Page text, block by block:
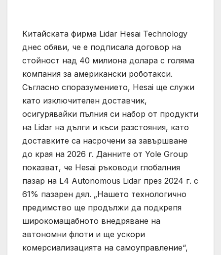
Китайската фирма Lidar Hesai Technology
днес обяви, че е подписала договор на
стойност над 40 милиона долара с голяма
компания за американски роботакси.
Съгласно споразумението, Hesai ще служи
като изключителен доставчик,
осигурявайки пълния си набор от продукти
на Lidar на дълги и къси разстояния, като
доставките са насрочени за завършване
до края на 2026 г. Данните от Yole Group
показват, че Hesai ръководи глобалния
пазар на L4 Autonomous Lidar през 2024 г. с
61% пазарен дял. „Нашето технологично
предимство ще продължи да подкрепя
широкомащабното внедряване на
автономни флоти и ще ускори
комерсиализацията на самоуправление“,